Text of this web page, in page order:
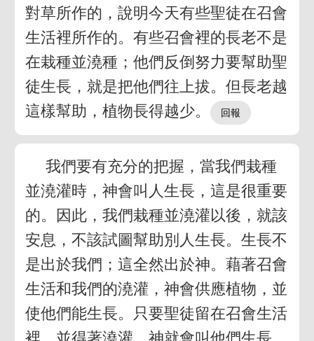
對草所作的，說明今天有些聖徒在召會
生活裡所作的。有些召會裡的長老不是
在栽種並澆種；他們反倒努力要幫助聖
徒生長，就是把他們往上拔。但長老越
這樣幫助，植物長得越少。
我們要有充分的把握，當我們栽種
並澆灌時，神會叫人生長，這是很重要
的。因此，我們栽種並澆灌以後，就該
安息，不該試圖幫助別人生長。生長不
是出於我們；這全然出於神。藉著召會
生活和我們的澆灌，神會供應植物，並
使他們能生長。只要聖徒留在召會生活